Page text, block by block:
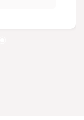
para 2